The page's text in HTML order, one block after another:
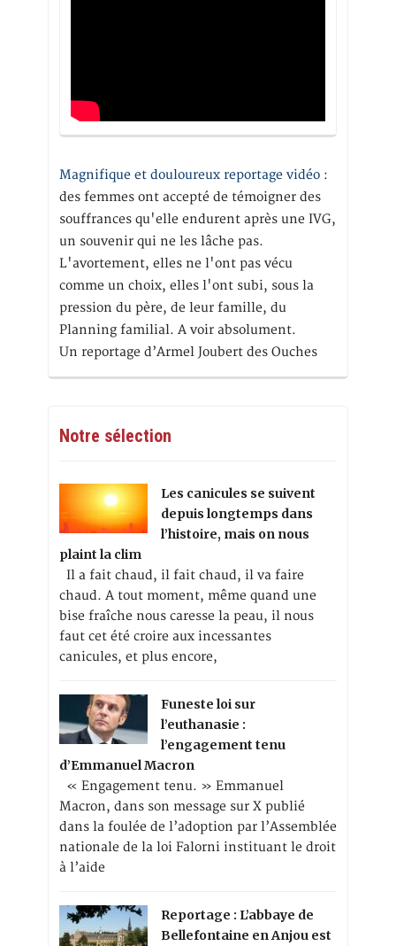
Magnifique et douloureux reportage vidéo :
des femmes ont accepté de témoigner des
souffrances qu'elle endurent après une IVG,
un souvenir qui ne les lâche pas.
L'avortement, elles ne l'ont pas vécu
comme un choix, elles l'ont subi, sous la
pression du père, de leur famille, du
Planning familial. A voir absolument.
Un reportage d’Armel Joubert des Ouches
Notre sélection
Les canicules se suivent
depuis longtemps dans
l’histoire, mais on nous
plaint la clim
Il a fait chaud, il fait chaud, il va faire
chaud. A tout moment, même quand une
bise fraîche nous caresse la peau, il nous
faut cet été croire aux incessantes
canicules, et plus encore,
Funeste loi sur
l’euthanasie :
l’engagement tenu
d’Emmanuel Macron
« Engagement tenu. » Emmanuel
Macron, dans son message sur X publié
dans la foulée de l’adoption par l’Assemblée
nationale de la loi Falorni instituant le droit
à l’aide
Reportage : L’abbaye de
Bellefontaine en Anjou est